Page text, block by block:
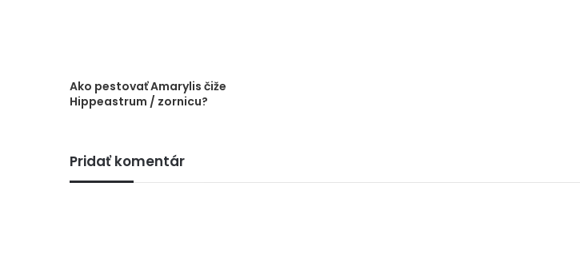
Ako pestovať Amarylis čiže
Hippeastrum / zornicu?
Pridať komentár